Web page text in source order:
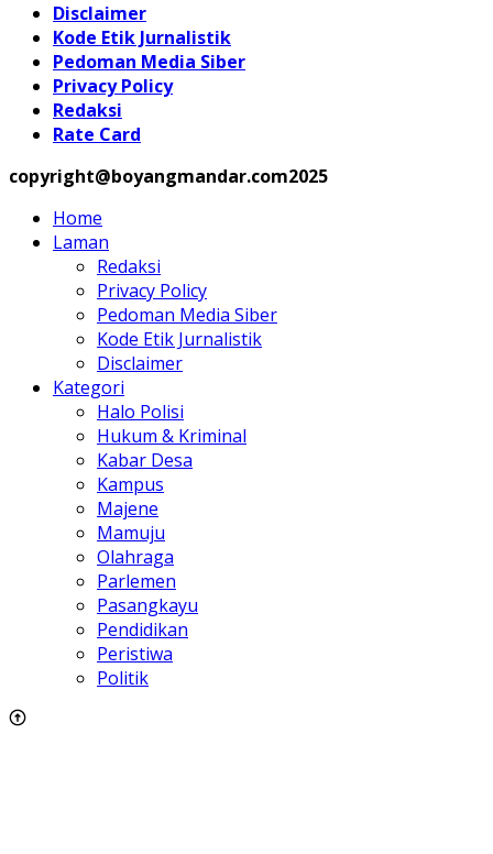
Disclaimer
Kode Etik Jurnalistik
Pedoman Media Siber
Privacy Policy
Redaksi
Rate Card
copyright@boyangmandar.com2025
Home
Laman
Redaksi
Privacy Policy
Pedoman Media Siber
Kode Etik Jurnalistik
Disclaimer
Kategori
Halo Polisi
Hukum & Kriminal
Kabar Desa
Kampus
Majene
Mamuju
Olahraga
Parlemen
Pasangkayu
Pendidikan
Peristiwa
Politik